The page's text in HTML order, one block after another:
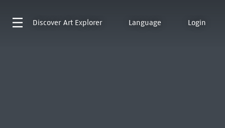
Discover Art Explorer Language Login